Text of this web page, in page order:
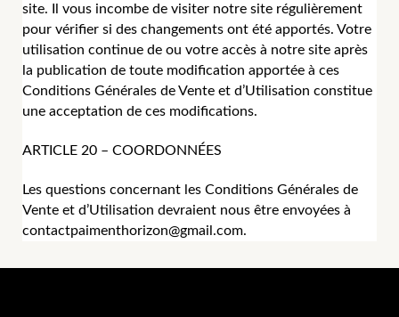
site. Il vous incombe de visiter notre site régulièrement
pour vérifier si des changements ont été apportés. Votre
utilisation continue de ou votre accès à notre site après
la publication de toute modification apportée à ces
Conditions Générales de Vente et d’Utilisation constitue
une acceptation de ces modifications.
ARTICLE 20 – COORDONNÉES
Les questions concernant les Conditions Générales de
Vente et d’Utilisation devraient nous être envoyées à
contactpaimenthorizon@gmail.com.